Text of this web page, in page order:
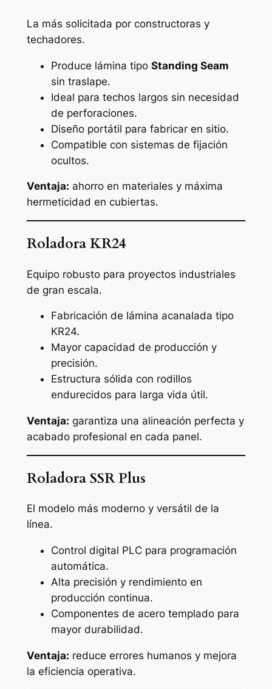
La más solicitada por constructoras y
techadores.
Produce lámina tipo Standing Seam
sin traslape.
Ideal para techos largos sin necesidad
de perforaciones.
Diseño portátil para fabricar en sitio.
Compatible con sistemas de fijación
ocultos.
Ventaja: ahorro en materiales y máxima
hermeticidad en cubiertas.
Roladora KR24
Equipo robusto para proyectos industriales
de gran escala.
Fabricación de lámina acanalada tipo
KR24.
Mayor capacidad de producción y
precisión.
Estructura sólida con rodillos
endurecidos para larga vida útil.
Ventaja: garantiza una alineación perfecta y
acabado profesional en cada panel.
Roladora SSR Plus
El modelo más moderno y versátil de la
línea.
Control digital PLC para programación
automática.
Alta precisión y rendimiento en
producción continua.
Componentes de acero templado para
mayor durabilidad.
Ventaja: reduce errores humanos y mejora
la eficiencia operativa.